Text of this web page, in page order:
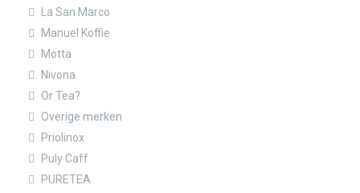
La San Marco
Manuel Koffie
Motta
Nivona
Or Tea?
Overige merken
Priolinox
Puly Caff
PURETEA